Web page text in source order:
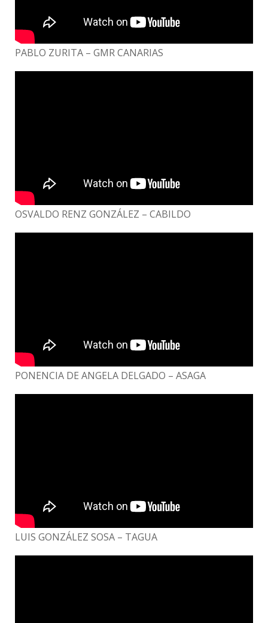
PABLO ZURITA – GMR CANARIAS
OSVALDO RENZ GONZÁLEZ – CABILDO
PONENCIA DE ANGELA DELGADO – ASAGA
LUIS GONZÁLEZ SOSA – TAGUA